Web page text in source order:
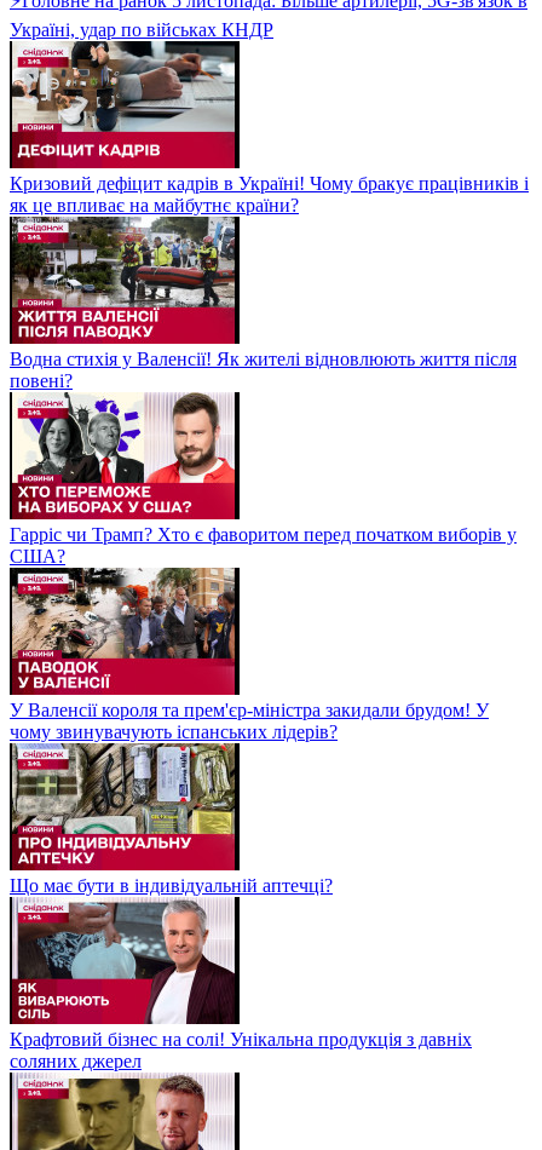
Україні, удар по військах КНДР
Кризовий дефіцит кадрів в Україні! Чому бракує працівників і
як це впливає на майбутнє країни?
Водна стихія у Валенсії! Як жителі відновлюють життя після
повені?
Гарріс чи Трамп? Хто є фаворитом перед початком виборів у
США?
У Валенсії короля та прем'єр-міністра закидали брудом! У
чому звинувачують іспанських лідерів?
Що має бути в індивідуальній аптечці?
Крафтовий бізнес на солі! Унікальна продукція з давніх
соляних джерел